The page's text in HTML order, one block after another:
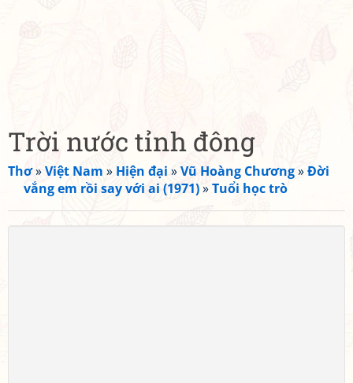
Trời nước tỉnh đông
Thơ»Việt Nam » Hiện đại »Vũ Hoàng Chương»Đời
vắng em rồi say với ai (1971)»Tuổi học trò